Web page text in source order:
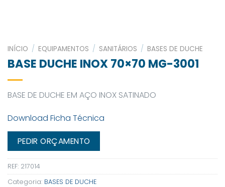
INÍCIO / EQUIPAMENTOS / SANITÁRIOS / BASES DE DUCHE
BASE DUCHE INOX 70×70 MG-3001
BASE DE DUCHE EM AÇO INOX SATINADO
Download Ficha Técnica
PEDIR ORÇAMENTO
REF: 217014
Categoria: BASES DE DUCHE